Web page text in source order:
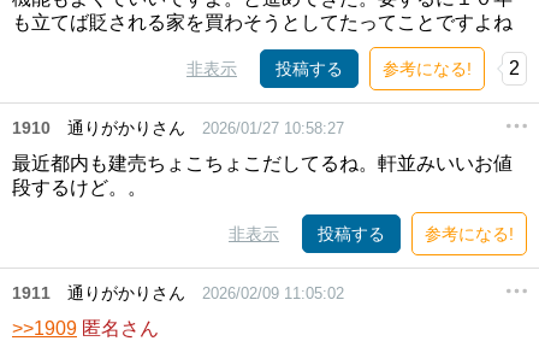
も立てば貶される家を買わそうとしてたってことですよね
非表示 投稿する 参考になる! 2
1910 通りがかりさん 2026/01/27 10:58:27
最近都内も建売ちょこちょこだしてるね。軒並みいいお値
段するけど。。
非表示 投稿する 参考になる!
1911 通りがかりさん 2026/02/09 11:05:02
>>1909 匿名さん